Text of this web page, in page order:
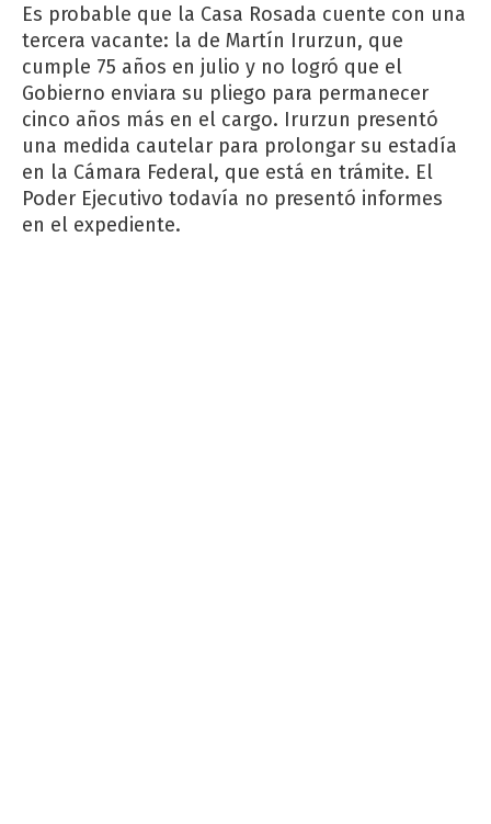
Es probable que la Casa Rosada cuente con una
tercera vacante: la de Martín Irurzun, que
cumple 75 años en julio y no logró que el
Gobierno enviara su pliego para permanecer
cinco años más en el cargo. Irurzun presentó
una medida cautelar para prolongar su estadía
en la Cámara Federal, que está en trámite. El
Poder Ejecutivo todavía no presentó informes
en el expediente.